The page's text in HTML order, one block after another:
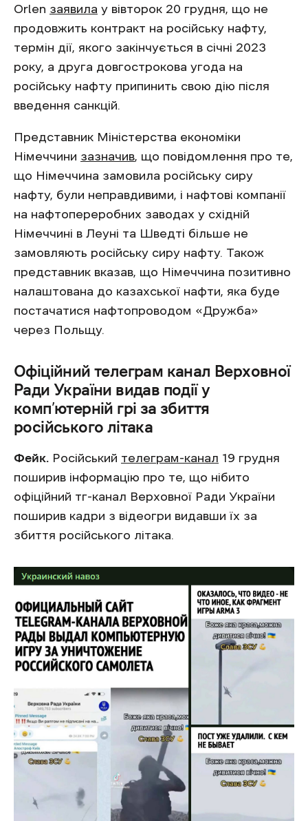
Orlen заявила у вівторок 20 грудня, що не
продовжить контракт на російську нафту,
термін дії, якого закінчується в січні 2023
року, а друга довгострокова угода на
російську нафту припинить свою дію після
введення санкцій.
Представник Міністерства економіки
Німеччини зазначив, що повідомлення про те,
що Німеччина замовила російську сиру
нафту, були неправдивими, і нафтові компанії
на нафтопереробних заводах у східній
Німеччині в Леуні та Шведті більше не
замовляють російську сиру нафту. Також
представник вказав, що Німеччина позитивно
налаштована до казахської нафти, яка буде
постачатися нафтопроводом «Дружба»
через Польщу.
Офіційний телеграм канал Верховної
Ради України видав події у
комп’ютерній грі за збиття
російського літака
Фейк. Російський телеграм-канал 19 грудня
поширив інформацію про те, що нібито
офіційний тг-канал Верховної Ради України
поширив кадри з відеогри видавши їх за
збиття російського літака.